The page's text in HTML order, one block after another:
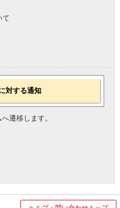
て
対する通知
遷移します。